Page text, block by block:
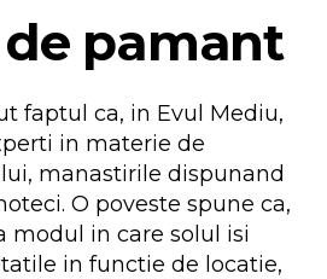
pamant
faptul ca, in Evul Mediu,
in materie de
manastirile dispunand
O poveste spune ca,
modul in care solul isi
in functie de locatie,